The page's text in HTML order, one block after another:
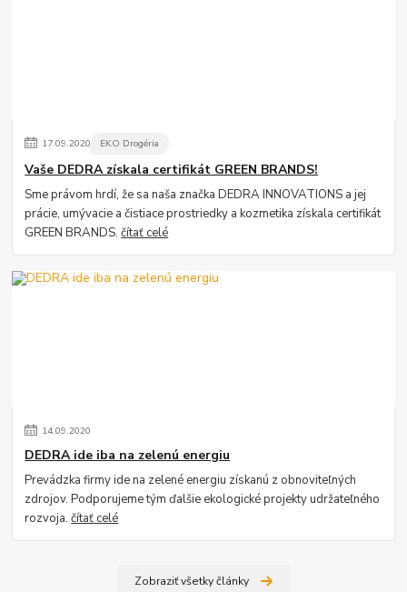
17.09.2020 EKO Drogéria
Vaše DEDRA získala certifikát GREEN BRANDS!
Sme právom hrdí, že sa naša značka DEDRA INNOVATIONS a jej
prácie, umývacie a čistiace prostriedky a kozmetika získala certifikát
GREEN BRANDS.čítať celé
14.09.2020
DEDRA ide iba na zelenú energiu
Prevádzka firmy ide na zelené energiu získanú z obnoviteľných
zdrojov. Podporujeme tým ďalšie ekologické projekty udržateľného
rozvoja.čítať celé
Zobraziť všetky články